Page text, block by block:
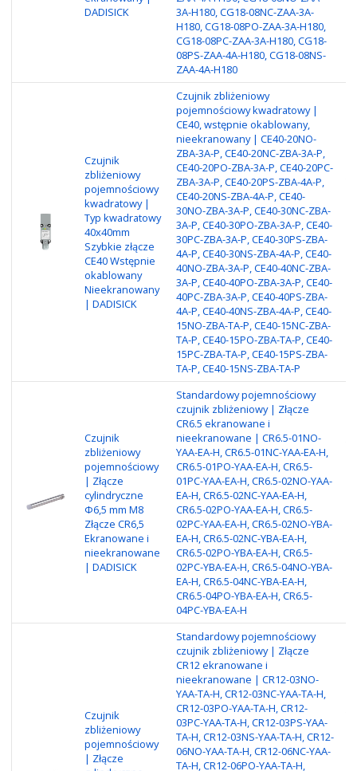
DADISICK
3A-H180, CG18-08NC-ZAA-3A-
H180, CG18-08PO-ZAA-3A-H180,
CG18-08PC-ZAA-3A-H180, CG18-
08PS-ZAA-4A-H180, CG18-08NS-
ZAA-4A-H180
Czujnik
zbliżeniowy
pojemnościowy
kwadratowy |
Typ kwadratowy
40x40mm
Szybkie złącze
CE40 Wstępnie
okablowany
Nieekranowany
| DADISICK
Czujnik zbliżeniowy
pojemnościowy kwadratowy |
CE40, wstępnie okablowany,
nieekranowany | CE40-20NO-
ZBA-3A-P, CE40-20NC-ZBA-3A-P,
CE40-20PO-ZBA-3A-P, CE40-20PC-
ZBA-3A-P, CE40-20PS-ZBA-4A-P,
CE40-20NS-ZBA-4A-P, CE40-
30NO-ZBA-3A-P, CE40-30NC-ZBA-
3A-P, CE40-30PO-ZBA-3A-P, CE40-
30PC-ZBA-3A-P, CE40-30PS-ZBA-
4A-P, CE40-30NS-ZBA-4A-P, CE40-
40NO-ZBA-3A-P, CE40-40NC-ZBA-
3A-P, CE40-40PO-ZBA-3A-P, CE40-
40PC-ZBA-3A-P, CE40-40PS-ZBA-
4A-P, CE40-40NS-ZBA-4A-P, CE40-
15NO-ZBA-TA-P, CE40-15NC-ZBA-
TA-P, CE40-15PO-ZBA-TA-P, CE40-
15PC-ZBA-TA-P, CE40-15PS-ZBA-
TA-P, CE40-15NS-ZBA-TA-P
Czujnik
zbliżeniowy
pojemnościowy
| Złącze
cylindryczne
Φ6,5 mm M8
Złącze CR6,5
Ekranowane i
nieekranowane
| DADISICK
Standardowy pojemnościowy
czujnik zbliżeniowy | Złącze
CR6.5 ekranowane i
nieekranowane | CR6.5-01NO-
YAA-EA-H, CR6.5-01NC-YAA-EA-H,
CR6.5-01PO-YAA-EA-H, CR6.5-
01PC-YAA-EA-H, CR6.5-02NO-YAA-
EA-H, CR6.5-02NC-YAA-EA-H,
CR6.5-02PO-YAA-EA-H, CR6.5-
02PC-YAA-EA-H, CR6.5-02NO-YBA-
EA-H, CR6.5-02NC-YBA-EA-H,
CR6.5-02PO-YBA-EA-H, CR6.5-
02PC-YBA-EA-H, CR6.5-04NO-YBA-
EA-H, CR6.5-04NC-YBA-EA-H,
CR6.5-04PO-YBA-EA-H, CR6.5-
04PC-YBA-EA-H
Czujnik
zbliżeniowy
pojemnościowy
| Złącze
Standardowy pojemnościowy
czujnik zbliżeniowy | Złącze
CR12 ekranowane i
nieekranowane | CR12-03NO-
YAA-TA-H, CR12-03NC-YAA-TA-H,
CR12-03PO-YAA-TA-H, CR12-
03PC-YAA-TA-H, CR12-03PS-YAA-
TA-H, CR12-03NS-YAA-TA-H, CR12-
06NO-YAA-TA-H, CR12-06NC-YAA-
TA-H, CR12-06PO-YAA-TA-H,